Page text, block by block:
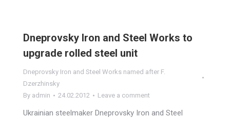
Dneprovsky Iron and Steel Works to
upgrade rolled steel unit
Dneprovsky Iron and Steel Works named after F.
Dzerzhinsky
By admin 24.02.2012 Leave a comment
Ukrainian steelmaker Dneprovsky Iron and Steel